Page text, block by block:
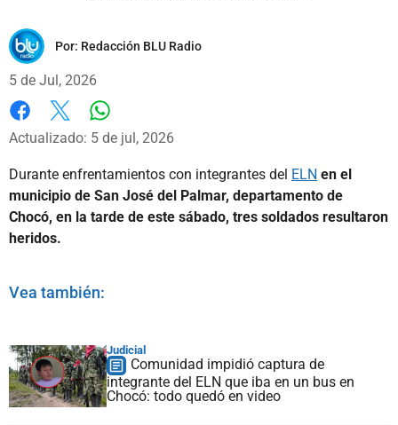
Por: Redacción BLU Radio
5 de Jul, 2026
Facebook
X
Actualizado: 5 de jul, 2026
Durante enfrentamientos con integrantes del ELN en el
municipio de San José del Palmar, departamento de
Chocó, en la tarde de este sábado, tres soldados resultaron
heridos.
Vea también:
Judicial
Comunidad impidió captura de
integrante del ELN que iba en un bus en
Chocó: todo quedó en video